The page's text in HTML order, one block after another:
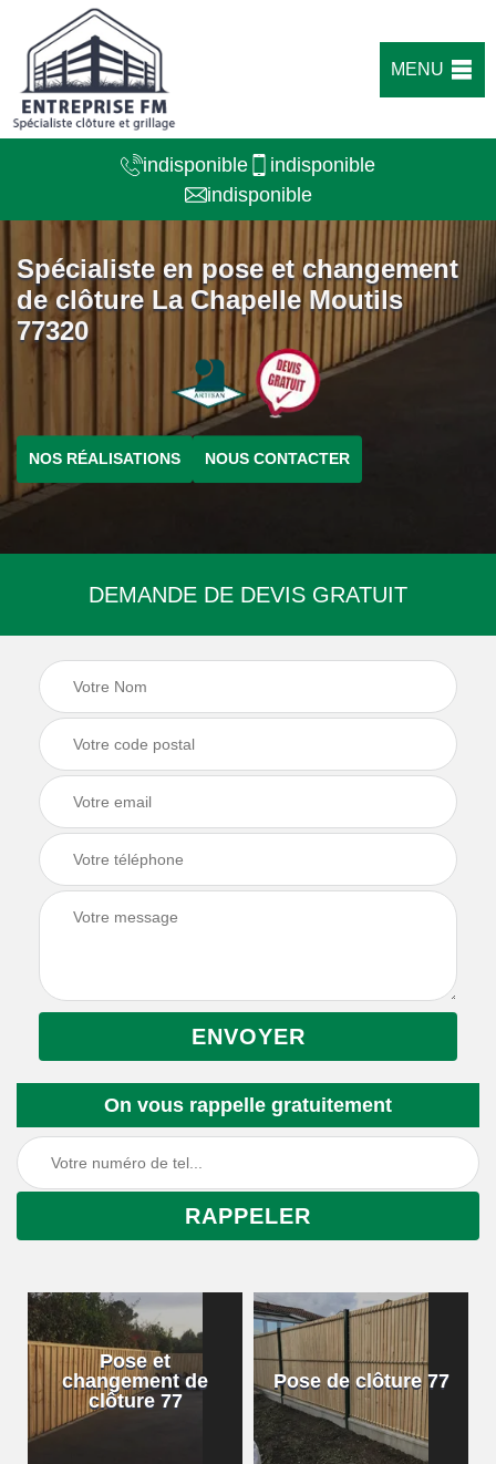
MENU
indisponible
indisponible
indisponible
Spécialiste en pose et changement
de clôture La Chapelle Moutils
77320
NOS RÉALISATIONS NOUS CONTACTER
DEMANDE DE DEVIS GRATUIT
On vous rappelle gratuitement
Pose et
changement de
clôture 77
Pose de clôture 77